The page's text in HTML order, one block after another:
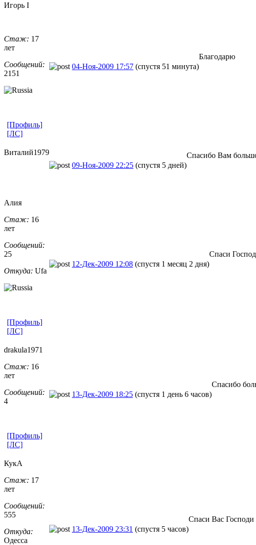
Игорь I
Стаж: 17
лет
Сообщений:
2151
04-Ноя-2009 17:57 (спустя 51 минута)
Благодарю
[Профиль]
[ЛС]
Виталий1979
09-Ноя-2009 22:25 (спустя 5 дней)
Спасибо Вам
Алия
Стаж: 16
лет
Сообщений:
25
Откуда: Ufa
12-Дек-2009 12:08 (спустя 1 месяц 2 дня)
Спаси
[Профиль]
[ЛС]
drakula1971
Стаж: 16
лет
Сообщений:
4
13-Дек-2009 18:25 (спустя 1 день 6 часов)
Спасибо
[Профиль]
[ЛС]
КукА
Стаж: 17
лет
Сообщений:
555
Откуда:
Одесса
13-Дек-2009 23:31 (спустя 5 часов)
Спаси Вас